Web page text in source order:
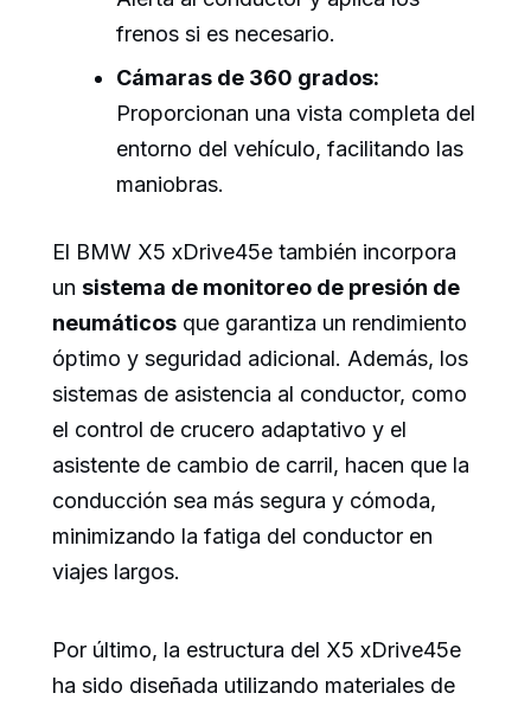
frenos si es necesario.
Cámaras de 360 grados:
Proporcionan una vista completa del
entorno del vehículo, facilitando las
maniobras.
El BMW X5 xDrive45e también incorpora
un sistema de monitoreo de presión de
neumáticos que garantiza un rendimiento
óptimo y seguridad adicional. Además, los
sistemas de asistencia al conductor, como
el control de crucero adaptativo y el
asistente de cambio de carril, hacen que la
conducción sea más segura y cómoda,
minimizando la fatiga del conductor en
viajes largos.
Por último, la estructura del X5 xDrive45e
ha sido diseñada utilizando materiales de